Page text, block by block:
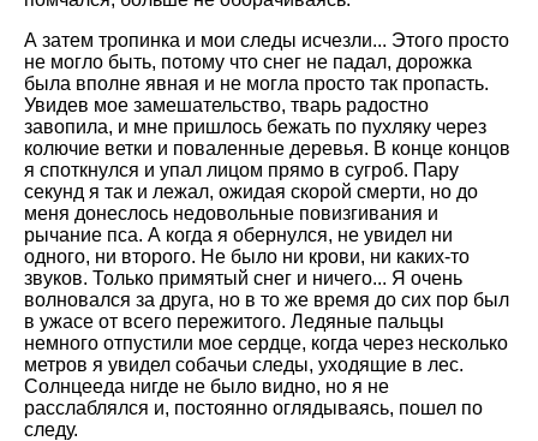
А затем тропинка и мои следы исчезли... Этого просто
не могло быть, потому что снег не падал, дорожка
была вполне явная и не могла просто так пропасть.
Увидев мое замешательство, тварь радостно
завопила, и мне пришлось бежать по пухляку через
колючие ветки и поваленные деревья. В конце концов
я споткнулся и упал лицом прямо в сугроб. Пару
секунд я так и лежал, ожидая скорой смерти, но до
меня донеслось недовольные повизгивания и
рычание пса. А когда я обернулся, не увидел ни
одного, ни второго. Не было ни крови, ни каких-то
звуков. Только примятый снег и ничего... Я очень
волновался за друга, но в то же время до сих пор был
в ужасе от всего пережитого. Ледяные пальцы
немного отпустили мое сердце, когда через несколько
метров я увидел собачьи следы, уходящие в лес.
Солнцееда нигде не было видно, но я не
расслаблялся и, постоянно оглядываясь, пошел по
следу.